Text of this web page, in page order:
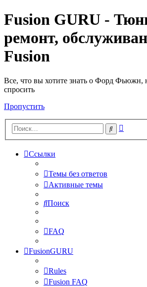
Fusion GURU -
ремонт,
Fusion
Все, что вы хотите знать о Форд Фьюжн,
спросить
Пропустить
Поиск
Ссылки
Темы без ответов
Активные темы
Поиск
FAQ
FusionGURU
Rules
Fusion FAQ